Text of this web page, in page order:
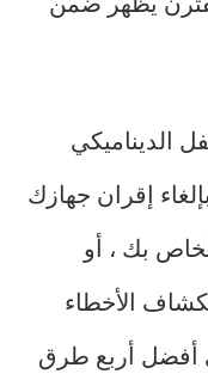
يظهر ضمن
الديناميكي
إقران جهازك
بك ، أو
الأخطاء
أفضل أربع طرق